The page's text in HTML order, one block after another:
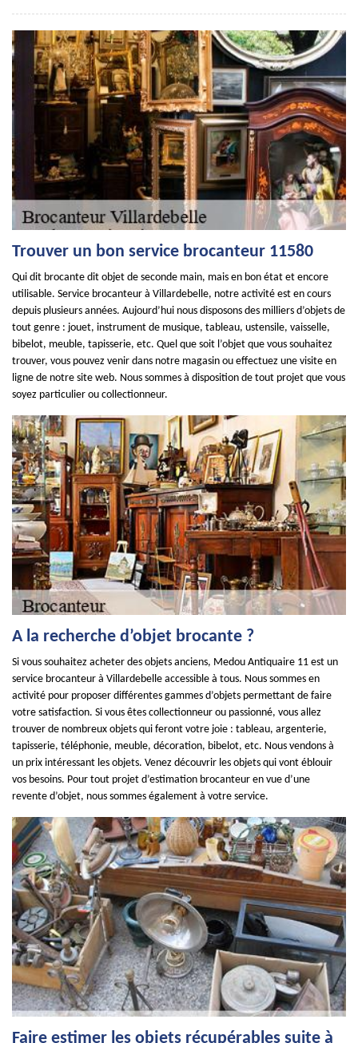
Trouver un bon service brocanteur 11580
Qui dit brocante dit objet de seconde main, mais en bon état et encore
utilisable. Service brocanteur à Villardebelle, notre activité est en cours
depuis plusieurs années. Aujourd’hui nous disposons des milliers d’objets de
tout genre : jouet, instrument de musique, tableau, ustensile, vaisselle,
bibelot, meuble, tapisserie, etc. Quel que soit l’objet que vous souhaitez
trouver, vous pouvez venir dans notre magasin ou effectuez une visite en
ligne de notre site web. Nous sommes à disposition de tout projet que vous
soyez particulier ou collectionneur.
A la recherche d’objet brocante ?
Si vous souhaitez acheter des objets anciens, Medou Antiquaire 11 est un
service brocanteur à Villardebelle accessible à tous. Nous sommes en
activité pour proposer différentes gammes d’objets permettant de faire
votre satisfaction. Si vous êtes collectionneur ou passionné, vous allez
trouver de nombreux objets qui feront votre joie : tableau, argenterie,
tapisserie, téléphonie, meuble, décoration, bibelot, etc. Nous vendons à
un prix intéressant les objets. Venez découvrir les objets qui vont éblouir
vos besoins. Pour tout projet d’estimation brocanteur en vue d’une
revente d’objet, nous sommes également à votre service.
Faire estimer les objets récupérables suite à